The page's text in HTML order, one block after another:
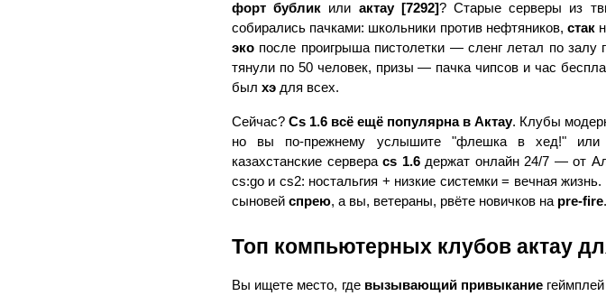
форт бублик или актау [7292]? Старые серверы из
собирались пачками: школьники против нефтяников, стак
эко после проигрыша пистолетки — сленг летал по залу
тянули по 50 человек, призы — пачка чипсов и час
был хэ для всех.
Сейчас? Cs 1.6 всё ещё популярна в Актау. Клубы
но вы по-прежнему услышите "флешка в хед!" или
казахстанские сервера cs 1.6 держат онлайн 24/7 — от
cs:go и cs2: ностальгия + низкие системки = вечная
сыновей спрею, а вы, ветераны, рвёте новичков на pre-fire.
Топ компьютерных клубов актау
Вы ищете место, где вызывающий привыкание геймплей